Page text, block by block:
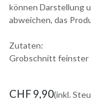
können Darstellung
abweichen, das
Zutaten:
Grobschnitt feinster
CHF9,90(inkl.